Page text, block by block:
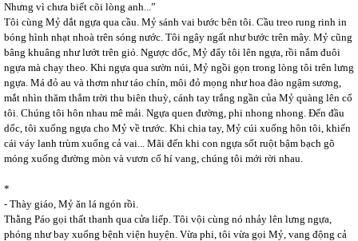
Nhưng vì chưa biết cõi lòng anh...”
Tôi cùng Mỷ dắt ngựa qua cầu. Mỷ sánh vai bước bên tôi. Cầu treo rung rinh in
bóng hình nhạt nhoà trên sóng nước. Tôi ngây ngất như bước trên mây. Mỷ cũng
bâng khuâng như lướt trên gió. Ngược dốc, Mỷ đẩy tôi lên ngựa, rồi nắm đuôi
ngựa mà chạy theo. Khi ngựa qua sườn núi, Mỷ ngồi gọn trong lòng tôi trên lưng
ngựa. Má đỏ au và thơm như táo chín, môi đỏ mọng như hoa đào ngậm sương,
mắt nhìn thăm thẳm trời thu biên thuỳ, cánh tay trắng ngần của Mỷ quàng lên cổ
tôi. Chúng tôi hôn nhau mê mải. Ngựa quen đường, phi nhong nhong. Đến đầu
dốc, tôi xuống ngựa cho Mỷ về trước. Khi chia tay, Mỷ cúi xuống hôn tôi, khiến
cái váy lanh trùm xuống cả vai... Mãi đến khi con ngựa sốt ruột bậm bạch gõ
móng xuống đường mòn và vươn cổ hí vang, chúng tôi mới rời nhau.
*
- Thày giáo, Mỷ ăn lá ngón rồi.
Thằng Páo gọi thất thanh qua cửa liếp. Tôi vội cùng nó nhảy lên lưng ngựa,
phóng như bay xuống bệnh viện huyện. Vừa phi, tôi vừa gọi Mỷ, vang động cả